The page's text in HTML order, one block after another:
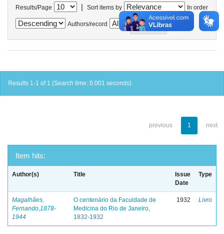
Results/Page | Sort items by In order
Authors/record
Results 1-1 of 1 (Search time: 0.001 seconds).
previous 1 next
Item hits:
Author(s) Title
Issue
Date
Type
Magalhães,
Fernando,1878-
1944
O centenário da Faculdade de
Medicina do Rio de Janeiro,
1832-1932
1932 Livro